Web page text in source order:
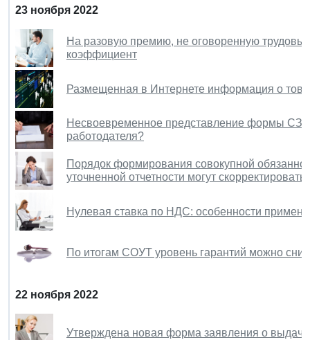
23 ноября 2022
На разовую премию, не оговоренную
коэффициент
Размещенная в Интернете информация о
Несвоевременное представление формы
работодателя?
Порядок формирования совокупной
уточненной отчетности могут скорректировать
Нулевая ставка по НДС: особенности
По итогам СОУТ уровень гарантий можно
22 ноября 2022
Утверждена новая форма заявления о